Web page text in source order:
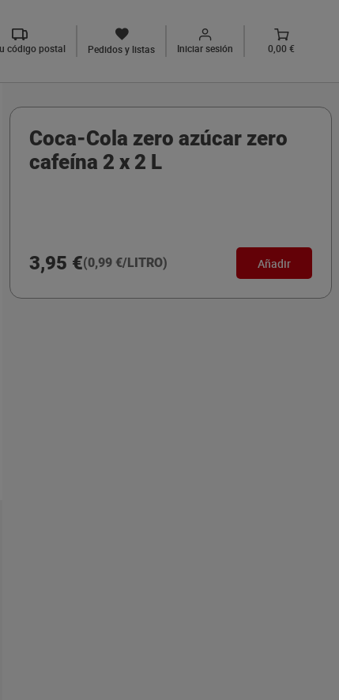
código postal Pedidos y listas Iniciar sesión 0,00 €
Coca-Cola zero azúcar zero
cafeína 2 x 2 L
3,95 €(0,99 €/LITRO) Añadir